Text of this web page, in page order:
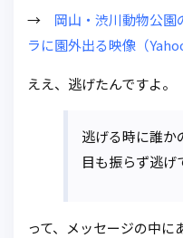
→ 岡山・渋川動物公
ラに園外出る映像（
ええ、逃げたんですよ。
逃げる時に誰か
目も振らず逃げ
って、メッセージの中に